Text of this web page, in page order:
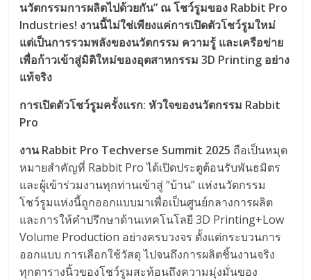
นวัตกรรมการผลิตไปด้วยกัน” ณ โชว์รูมของ Rabbit Pro
Industries! งานนี้ไม่ใช่เพียงแค่การเปิดตัวโชว์รูมใหม่
แต่เป็นการรวมพลังของนวัตกรรม ความรู้ และเครือข่าย
เพื่อก้าวเข้าสู่มิติใหม่ของอุตสาหกรรม 3D Printing อย่าง
แท้จริง
การเปิดตัวโชว์รูมครั้งแรก: หัวใจของนวัตกรรม Rabbit
Pro
งาน Rabbit Pro Techverse Summit 2025 ถือเป็นหมุด
หมายสำคัญที่ Rabbit Pro ได้เปิดประตูต้อนรับพันธมิตร
และผู้เข้าร่วมงานทุกท่านเข้าสู่ “บ้าน” แห่งนวัตกรรม
โชว์รูมแห่งนี้ถูกออกแบบมาเพื่อเป็นศูนย์กลางการผลิต
และการให้คำปรึกษาด้านเทคโนโลยี 3D Printing+Low
Volume Production อย่างครบวงจร ตั้งแต่กระบวนการ
ออกแบบ การเลือกใช้วัสดุ ไปจนถึงการผลิตชิ้นงานจริง
ทุกตารางนิ้วของโชว์รูมสะท้อนถึงความมุ่งมั่นของ